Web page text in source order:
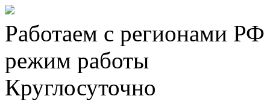
Работаем с регионами РФ
режим работы
Круглосуточно